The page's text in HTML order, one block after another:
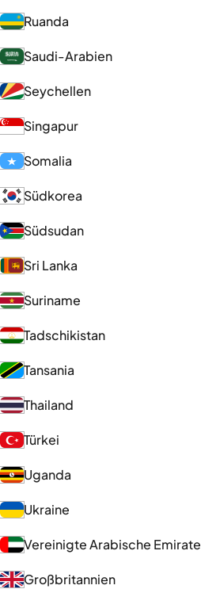
Ruanda
Saudi-Arabien
Seychellen
Singapur
Somalia
Südkorea
Südsudan
Sri Lanka
Suriname
Tadschikistan
Tansania
Thailand
Türkei
Uganda
Ukraine
Vereinigte Arabische Emirate
Großbritannien